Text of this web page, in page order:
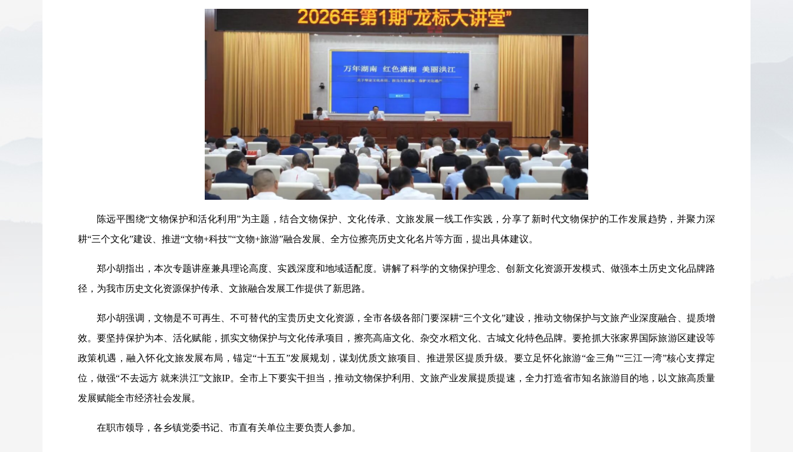
陈远平围绕“文物保护和活化利用”为主题，结合文物保护、文化传承、文旅发展一线工作实践，分享了新时代文物保护的工作发展趋势，并聚力深
耕“三个文化”建设、推进“文物+科技”“文物+旅游”融合发展、全方位擦亮历史文化名片等方面，提出具体建议。
郑小胡指出，本次专题讲座兼具理论高度、实践深度和地域适配度。讲解了科学的文物保护理念、创新文化资源开发模式、做强本土历史文化品牌路
径，为我市历史文化资源保护传承、文旅融合发展工作提供了新思路。
郑小胡强调，文物是不可再生、不可替代的宝贵历史文化资源，全市各级各部门要深耕“三个文化”建设，推动文物保护与文旅产业深度融合、提质增
效。要坚持保护为本、活化赋能，抓实文物保护与文化传承项目，擦亮高庙文化、杂交水稻文化、古城文化特色品牌。要抢抓大张家界国际旅游区建设等
政策机遇，融入怀化文旅发展布局，锚定“十五五”发展规划，谋划优质文旅项目、推进景区提质升级。要立足怀化旅游“金三角”“三江一湾”核心支撑定
位，做强“不去远方 就来洪江”文旅IP。全市上下要实干担当，推动文物保护利用、文旅产业发展提质提速，全力打造省市知名旅游目的地，以文旅高质量
发展赋能全市经济社会发展。
在职市领导，各乡镇党委书记、市直有关单位主要负责人参加。